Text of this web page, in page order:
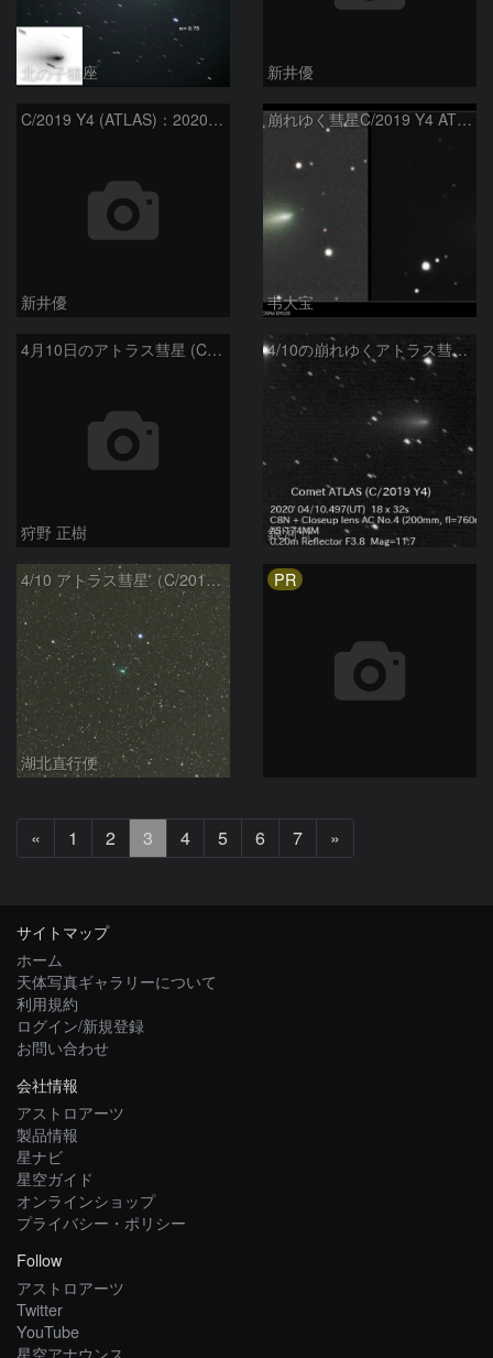
北の子猫座 新井優
C/2019 Y4 (ATLAS)：2020/04/10
新井優
崩れゆく彗星C/2019 Y4 ATLAS
韦大宝
4月10日のアトラス彗星 (C/2019 Y4)
狩野 正樹
4/10の崩れゆくアトラス彗星(C/2019 Y4)
銀河☆
4/10 アトラス彗星（C/2019 Y4）
湖北直行便
PR
«
へ
1 2 3 4 5 6 7 »
へ
サイトマップ
ホーム
天体写真ギャラリーについて
利用規約
ログイン/新規登録
お問い合わせ
会社情報
アストロアーツ
製品情報
星ナビ
星空ガイド
オンラインショップ
プライバシー・ポリシー
Follow
アストロアーツ
Twitter
YouTube
星空アナウンス